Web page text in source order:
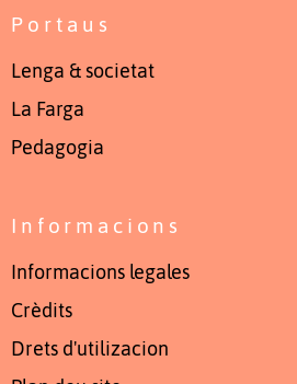
Portaus
Lenga & societat
La Farga
Pedagogia
Informacions
Informacions legales
Crèdits
Drets d'utilizacion